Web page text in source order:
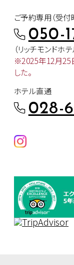
ご予約専用（受
050-
（リッチモンドホ
※2025年12月25
した。
ホテル直通
028-